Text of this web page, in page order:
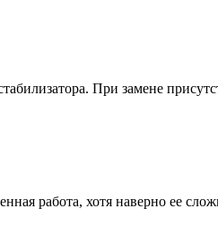
При замене
работа, хотя наверно ее